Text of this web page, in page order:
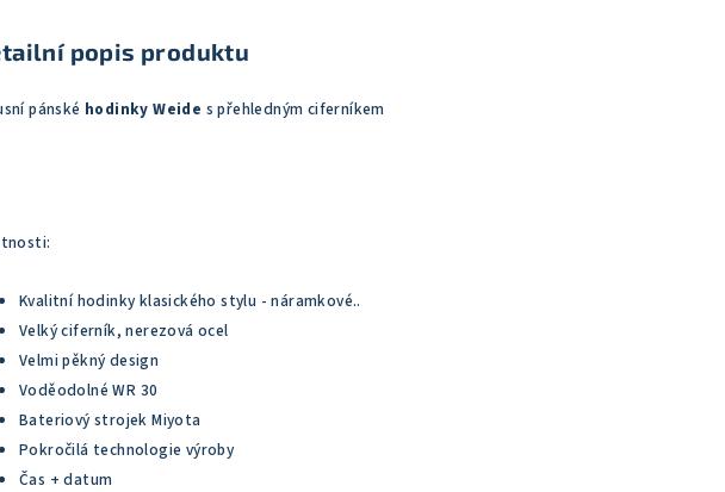
popis produktu
pánské hodinky Weide s přehledným ciferníkem
Kvalitní hodinky klasického stylu - náramkové..
Velký ciferník, nerezová ocel
Velmi pěkný design
Voděodolné WR 30
Bateriový strojek Miyota
Pokročilá technologie výroby
Čas + datum